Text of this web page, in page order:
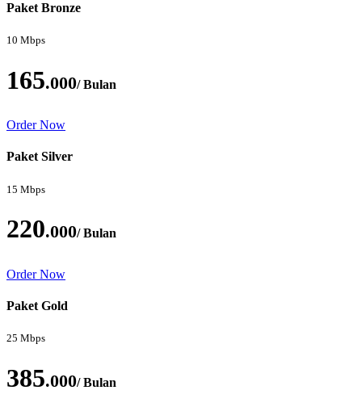
Paket Bronze
10 Mbps
165.000/ Bulan
Order Now
Paket Silver
15 Mbps
220.000/ Bulan
Order Now
Paket Gold
25 Mbps
385.000/ Bulan